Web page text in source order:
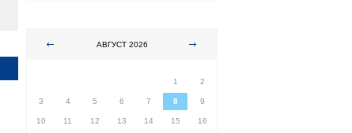
АВГУСТ 2026
1
2
3 4 5 6 7 8 9
10 11 12 13 14 15 16